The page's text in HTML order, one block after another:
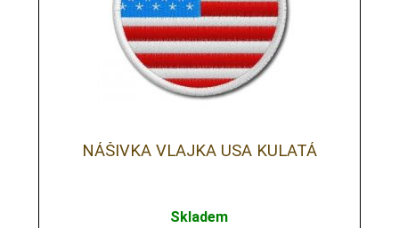
NÁŠIVKA VLAJKA USA KULATÁ
Skladem